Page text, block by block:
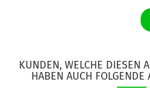
KUNDEN, WELCHE DIESEN
HABEN AUCH FOLGENDE